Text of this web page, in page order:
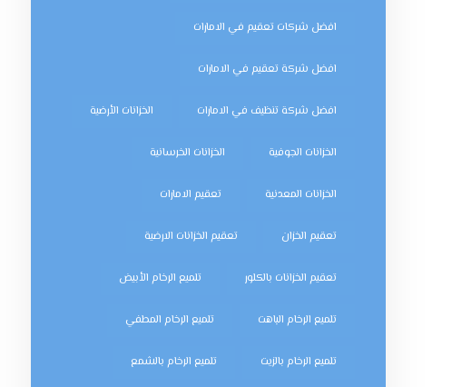
افضل شركات تعقيم في الامارات
افضل شركة تعقيم في الامارات
افضل شركة تنظيف في الامارات الخزانات الأرضية
الخزانات الجوفية الخزانات الخرسانية
الخزانات المعدنية تعقيم الامارات
تعقيم الخزان تعقيم الخزانات الارضية
تعقيم الخزانات بالكلور تلميع الرخام الأبيض
تلميع الرخام الباهت تلميع الرخام المطفي
تلميع الرخام بالزيت تلميع الرخام بالشمع